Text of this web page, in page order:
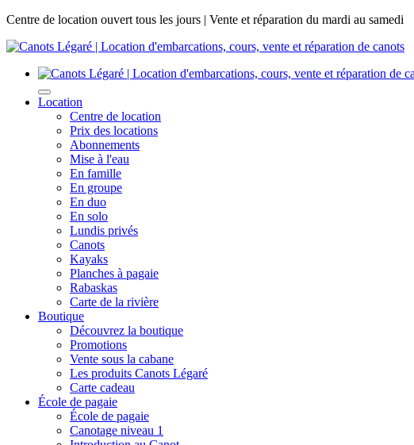
Centre de location ouvert tous les jours | Vente et réparation du mardi au samedi
Location
Centre de location
Prix des locations
Abonnements
Mise à l'eau
En famille
En groupe
En duo
En solo
Lundis privés
Canots
Kayaks
Planches à pagaie
Rabaskas
Carte de la rivière
Boutique
Découvrez la boutique
Promotions
Vente sous la cabane
Les produits Canots Légaré
Carte cadeau
École de pagaie
École de pagaie
Canotage niveau 1